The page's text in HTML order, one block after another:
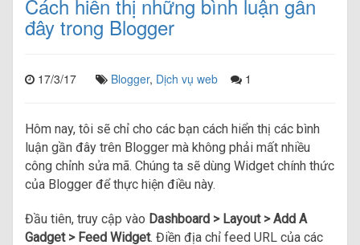
Cách hiển thị những bình luận gần
đây trong Blogger
17/3/17 Blogger, Dịch vụ web 1
Hôm nay, tôi sẽ chỉ cho các bạn cách hiển thị các bình
luận gần đây trên Blogger mà không phải mất nhiều
công chỉnh sửa mã. Chúng ta sẽ dùng Widget chính thức
của Blogger để thực hiện điều này.
Đầu tiên, truy cập vào Dashboard > Layout > Add A
Gadget > Feed Widget. Điền địa chỉ feed URL của các